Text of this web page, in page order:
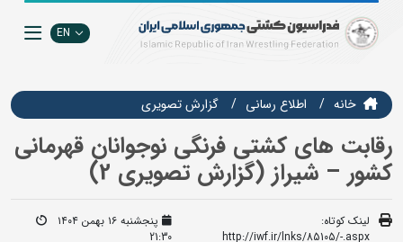
EN
خانه اطلاع رسانی گزارش تصويري
رقابت های کشتی فرنگی نوجوانان قهرمانی
کشور – شیراز (گزارش تصویری 2)
لینک کوتاه:
http://iwf.ir/lnks/85105/-.aspx
پنجشنبه ۱۶ بهمن ۱۴۰۴
21:30